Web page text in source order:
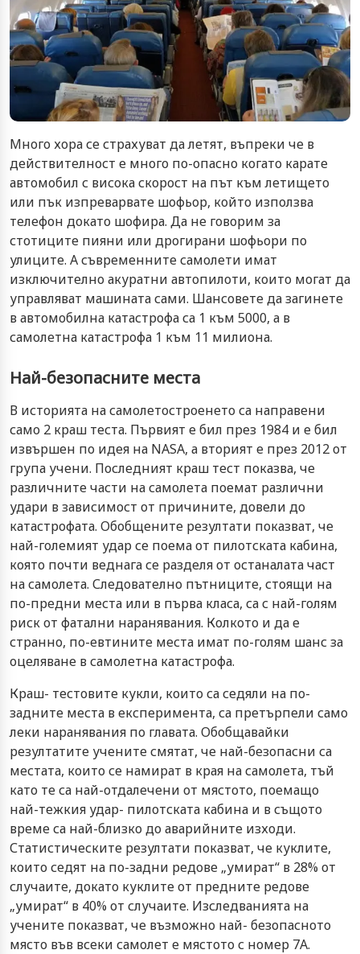
Много хора се страхуват да летят, въпреки че в
действителност е много по-опасно когато карате
автомобил с висока скорост на път към летището
или пък изпреварвате шофьор, който използва
телефон докато шофира. Да не говорим за
стотиците пияни или дрогирани шофьори по
улиците. А съвременните самолети имат
изключително акуратни автопилоти, които могат да
управляват машината сами. Шансовете да загинете
в автомобилна катастрофа са 1 към 5000, а в
самолетна катастрофа 1 към 11 милиона.
Най-безопасните места
В историята на самолетостроенето са направени
само 2 краш теста. Първият е бил през 1984 и е бил
извършен по идея на NASA, а вторият е през 2012 от
група учени. Последният краш тест показва, че
различните части на самолета поемат различни
удари в зависимост от причините, довели до
катастрофата. Обобщените резултати показват, че
най-големият удар се поема от пилотската кабина,
която почти веднага се разделя от останалата част
на самолета. Следователно пътниците, стоящи на
по-предни места или в първа класа, са с най-голям
риск от фатални наранявания. Колкото и да е
странно, по-евтините места имат по-голям шанс за
оцеляване в самолетна катастрофа.
Краш- тестовите кукли, които са седяли на по-
задните места в експеримента, са претърпели само
леки наранявания по главата. Обобщавайки
резултатите учените смятат, че най-безопасни са
местата, които се намират в края на самолета, тъй
като те са най-отдалечени от мястото, поемащо
най-тежкия удар- пилотската кабина и в същото
време са най-близко до аварийните изходи.
Статистическите резултати показват, че куклите,
които седят на по-задни редове „умират“ в 28% от
случаите, докато куклите от предните редове
„умират“ в 40% от случаите. Изследванията на
учените показват, че възможно най- безопасното
място във всеки самолет е мястото с номер 7А.